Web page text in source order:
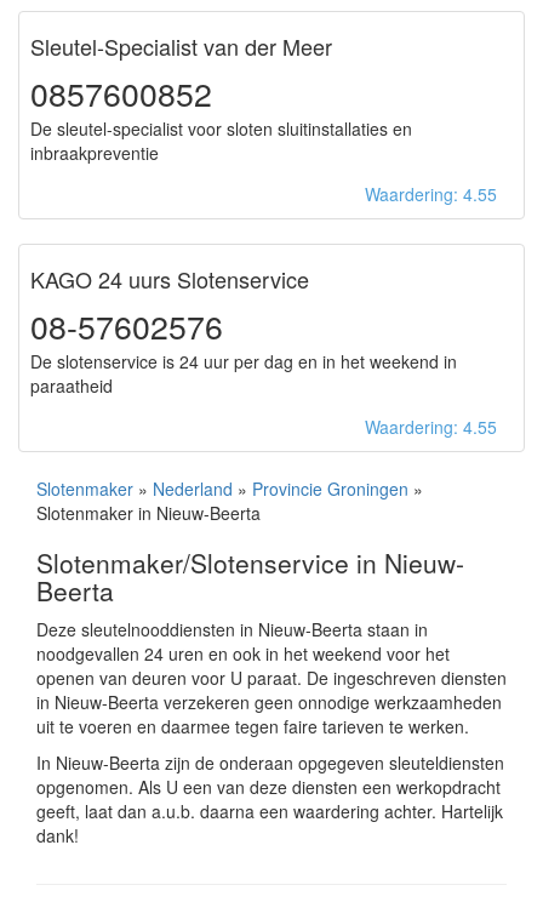
Sleutel-Specialist van der Meer
0857600852
De sleutel-specialist voor sloten sluitinstallaties en
inbraakpreventie
Waardering: 4.55
KAGO 24 uurs Slotenservice
08-57602576
De slotenservice is 24 uur per dag en in het weekend in
paraatheid
Waardering: 4.55
Slotenmaker » Nederland » Provincie Groningen »
Slotenmaker in Nieuw-Beerta
Slotenmaker/Slotenservice in Nieuw-
Beerta
Deze sleutelnooddiensten in Nieuw-Beerta staan in
noodgevallen 24 uren en ook in het weekend voor het
openen van deuren voor U paraat. De ingeschreven diensten
in Nieuw-Beerta verzekeren geen onnodige werkzaamheden
uit te voeren en daarmee tegen faire tarieven te werken.
In Nieuw-Beerta zijn de onderaan opgegeven sleuteldiensten
opgenomen. Als U een van deze diensten een werkopdracht
geeft, laat dan a.u.b. daarna een waardering achter. Hartelijk
dank!